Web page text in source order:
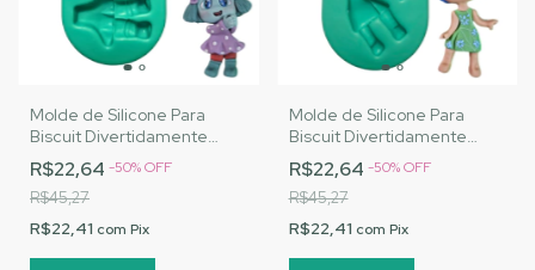
Molde de Silicone Para
Biscuit Divertidamente
Inveja - MJ Artesanatos |
Cód. A010
R$22,64 -50%OFF
R$45,27
R$22,41 com Pix
Molde de Silicone Para
Biscuit Divertidamente
Alegria - MJ Artesanatos |
Cód. A013
R$22,64 -50%OFF
R$45,27
R$22,41 com Pix